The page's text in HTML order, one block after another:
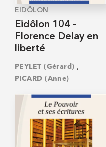
EIDÔLON
Eidôlon 104 -
Florence Delay en
liberté
PEYLET (Gérard) ,
PICARD (Anne)